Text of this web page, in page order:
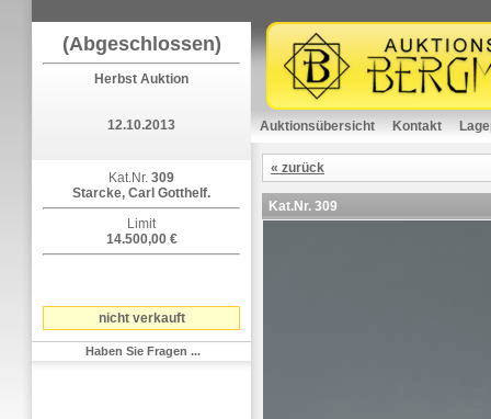
(Abgeschlossen)
Herbst Auktion
12.10.2013
Kat.Nr. 309
Starcke, Carl Gotthelf.
Limit
14.500,00 €
nicht verkauft
Haben Sie Fragen ...
Auktionsübersicht Kontakt
« zurück
Kat.Nr. 309